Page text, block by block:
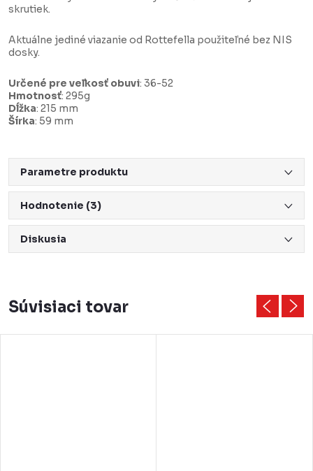
skrutiek.
Aktuálne jediné viazanie od Rottefella použiteľné bez NIS
dosky.
Určené pre veľkosť obuvi: 36-52
Hmotnosť: 295g
Dĺžka: 215 mm
Šírka: 59 mm
Parametre produktu
Hodnotenie (3)
Diskusia
Súvisiaci tovar